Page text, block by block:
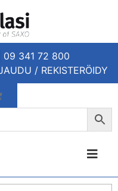
09 341 72 800
/ REKISTERÖIDY